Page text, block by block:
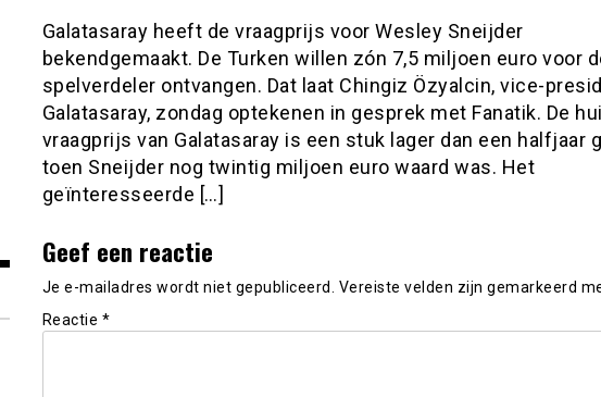
Galatasaray heeft de vraagprijs voor Wesley Sneijder
bekendgemaakt. De Turken willen zón 7,5 miljoen euro voor
spelverdeler ontvangen. Dat laat Chingiz Özyalcin, vice-
Galatasaray, zondag optekenen in gesprek met Fanatik. De
vraagprijs van Galatasaray is een stuk lager dan een halfjaar
toen Sneijder nog twintig miljoen euro waard was. Het
geïnteresseerde […]
Geef een reactie
Je e-mailadres wordt niet gepubliceerd. Vereiste velden zijn gemarkeerd
Reactie *